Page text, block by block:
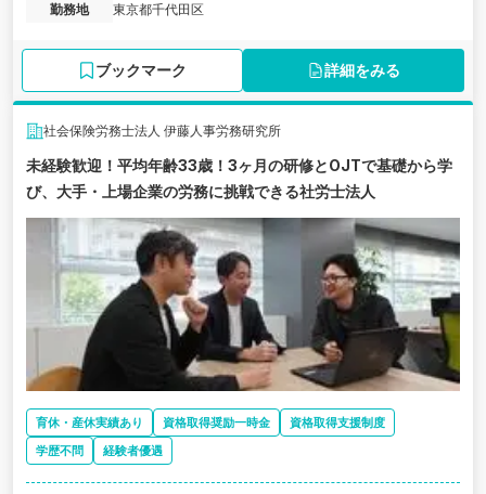
勤務地
東京都千代田区
ブックマーク 詳細をみる
社会保険労務士法人 伊藤人事労務研究所
未経験歓迎！平均年齢33歳！3ヶ月の研修とOJTで基礎から学
び、大手・上場企業の労務に挑戦できる社労士法人
育休・産休実績あり 資格取得奨励一時金
資格取得支援制度
学歴不問
経験者優遇